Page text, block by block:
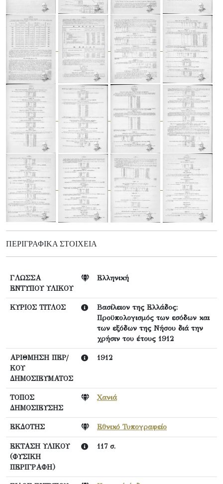
ΠΕΡΙΓΡΑΦΙΚΆ ΣΤΟΙΧΕΊΑ
ΓΛΩΣΣΑ
ΕΝΤΥΠΟΥ ΥΛΙΚΟΥ
Ελληνική
ΚΥΡΙΟΣ ΤΙΤΛΟΣ
Βασίλειον της Ελλάδος:
Προϋπολογισμός των εσόδων και
των εξόδων της Νήσου διά την
χρήσιν του έτους 1912
ΑΡΙΘΜΗΣΗ ΠΕΡ/
ΚΟΥ
ΔΗΜΟΣΙΕΥΜΑΤΟΣ
1912
ΤΟΠΟΣ
ΔΗΜΟΣΙΕΥΣΗΣ
Χανιά
ΕΚΔΟΤΗΣ Εθνικό Τυπογραφείο
ΕΚΤΑΣΗ ΥΛΙΚΟΥ
(ΦΥΣΙΚΗ
ΠΕΡΙΓΡΑΦΗ)
117 σ.